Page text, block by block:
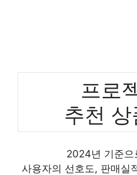
프로
추천 상
2024년 기준으
사용자의 선호도, 판매실